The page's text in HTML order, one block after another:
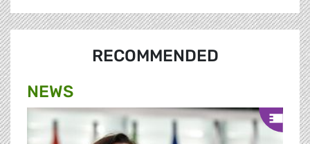
RECOMMENDED
NEWS